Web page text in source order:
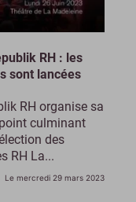
RH : les
sont lancées
RH organise sa
culminant
des
RH La...
Le mercredi 29 mars 2023